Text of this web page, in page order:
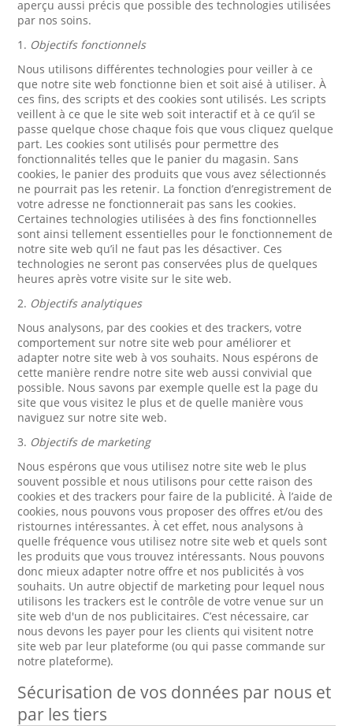
aperçu aussi précis que possible des technologies utilisées
par nos soins.
1. Objectifs fonctionnels
Nous utilisons différentes technologies pour veiller à ce
que notre site web fonctionne bien et soit aisé à utiliser. À
ces fins, des scripts et des cookies sont utilisés. Les scripts
veillent à ce que le site web soit interactif et à ce qu’il se
passe quelque chose chaque fois que vous cliquez quelque
part. Les cookies sont utilisés pour permettre des
fonctionnalités telles que le panier du magasin. Sans
cookies, le panier des produits que vous avez sélectionnés
ne pourrait pas les retenir. La fonction d’enregistrement de
votre adresse ne fonctionnerait pas sans les cookies.
Certaines technologies utilisées à des fins fonctionnelles
sont ainsi tellement essentielles pour le fonctionnement de
notre site web qu’il ne faut pas les désactiver. Ces
technologies ne seront pas conservées plus de quelques
heures après votre visite sur le site web.
2. Objectifs analytiques
Nous analysons, par des cookies et des trackers, votre
comportement sur notre site web pour améliorer et
adapter notre site web à vos souhaits. Nous espérons de
cette manière rendre notre site web aussi convivial que
possible. Nous savons par exemple quelle est la page du
site que vous visitez le plus et de quelle manière vous
naviguez sur notre site web.
3. Objectifs de marketing
Nous espérons que vous utilisez notre site web le plus
souvent possible et nous utilisons pour cette raison des
cookies et des trackers pour faire de la publicité. À l’aide de
cookies, nous pouvons vous proposer des offres et/ou des
ristournes intéressantes. À cet effet, nous analysons à
quelle fréquence vous utilisez notre site web et quels sont
les produits que vous trouvez intéressants. Nous pouvons
donc mieux adapter notre offre et nos publicités à vos
souhaits. Un autre objectif de marketing pour lequel nous
utilisons les trackers est le contrôle de votre venue sur un
site web d'un de nos publicitaires. C’est nécessaire, car
nous devons les payer pour les clients qui visitent notre
site web par leur plateforme (ou qui passe commande sur
notre plateforme).
Sécurisation de vos données par nous et
par les tiers